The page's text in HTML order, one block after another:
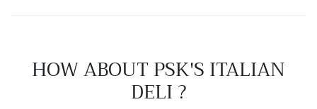
HOW ABOUT PSK'S ITALIAN
DELI ?